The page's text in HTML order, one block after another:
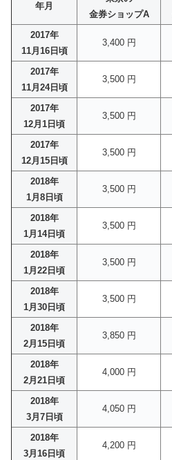
年月
金券ショップA
2017年
11月16日頃
3,400 円
2017年
11月24日頃
3,500 円
2017年
12月1日頃
3,500 円
2017年
12月15日頃
3,500 円
2018年
1月8日頃
3,500 円
2018年
1月14日頃
3,500 円
2018年
1月22日頃
3,500 円
2018年
1月30日頃
3,500 円
2018年
2月15日頃
3,850 円
2018年
2月21日頃
4,000 円
2018年
3月7日頃
4,050 円
2018年
3月16日頃
4,200 円